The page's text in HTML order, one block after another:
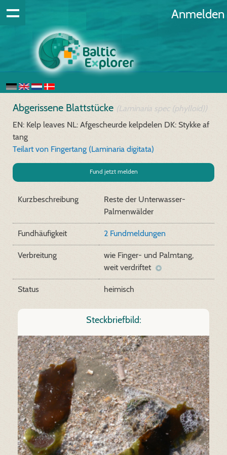
Anmelden
Abgerissene Blattstücke (Laminaria spec (phylloid))
EN: Kelp leaves NL: Afgescheurde kelpdelen DK: Stykke af
tang
Teilart von Fingertang (Laminaria digitata)
Fund jetzt melden
Kurzbeschreibung
Reste der Unterwasser-
Palmenwälder
Fundhäufigkeit 2 Fundmeldungen
Verbreitung
wie Finger- und Palmtang,
weit verdriftet
Status heimisch
Steckbriefbild: